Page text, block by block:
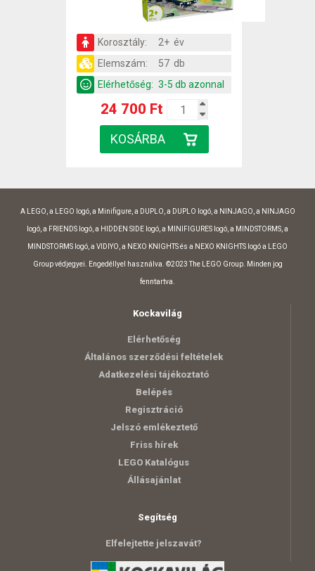
Korosztály:
2+ év
Elemszám:
57 db
Elérhetőség: 3-5 db azonnal
24 700 Ft
A LEGO, a LEGO logó, a Minifigure, a DUPLO, a DUPLO logó, a NINJAGO, a NINJAGO
logó, a FRIENDS logó, a HIDDEN SIDE logó, a MINIFIGURES logó, a MINDSTORMS, a
MINDSTORMS logó, a VIDIYO, a NEXO KNIGHTS és a NEXO KNIGHTS logó a LEGO
Group védjegyei. Engedéllyel használva. ©2023 The LEGO Group. Minden jog
fenntartva.
Kockavilág
Elérhetőség
Általános szerződési feltételek
Adatkezelési tájékoztató
Belépés
Regisztráció
Jelszó emlékeztető
Friss hírek
LEGO Katalógus
Állásajánlat
Segítség
Elfelejtette jelszavát?